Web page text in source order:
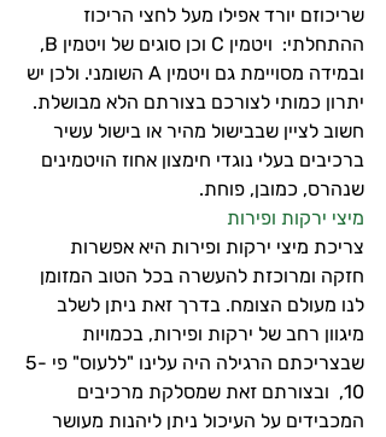
שריכוזם יורד אפילו מעל לחצי הריכוז
ההתחלתי:  ויטמין C וכן סוגים של ויטמין B,
ובמידה מסויימת גם ויטמין A השומני. ולכן יש
יתרון כמותי לצורכם בצורתם הלא מבושלת.
חשוב לציין שבבישול מהיר או בישול עשיר
ברכיבים בעלי נוגדי חימצון אחוז הויטמינים
שנהרס, כמובן, פוחת.
מיצי ירקות ופירות
צריכת מיצי ירקות ופירות היא אפשרות
חזקה ומרוכזת להעשרה בכל הטוב המזומן
לנו מעולם הצומח. בדרך זאת ניתן לשלב
מיגוון רחב של ירקות ופירות, בכמויות
שבצריכתם הרגילה היה עלינו "ללעוס" פי 5-
10,  ובצורתם זאת שמסלקת מרכיבים
המכבידים על העיכול ניתן ליהנות מעושר